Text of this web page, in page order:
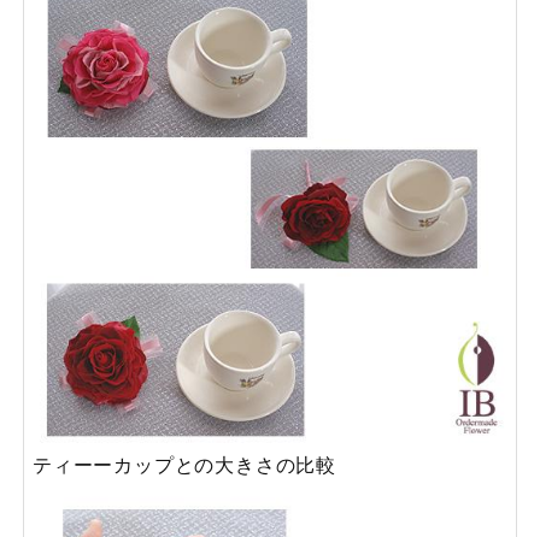
ティーーカップとの大きさの比較